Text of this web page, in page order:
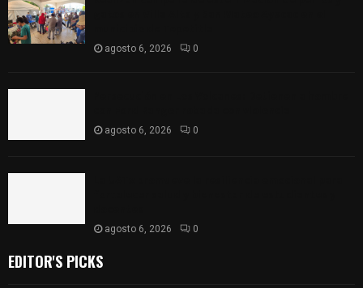
agosto 6, 2026 0
agosto 6, 2026 0
agosto 6, 2026 0
EDITOR'S PICKS